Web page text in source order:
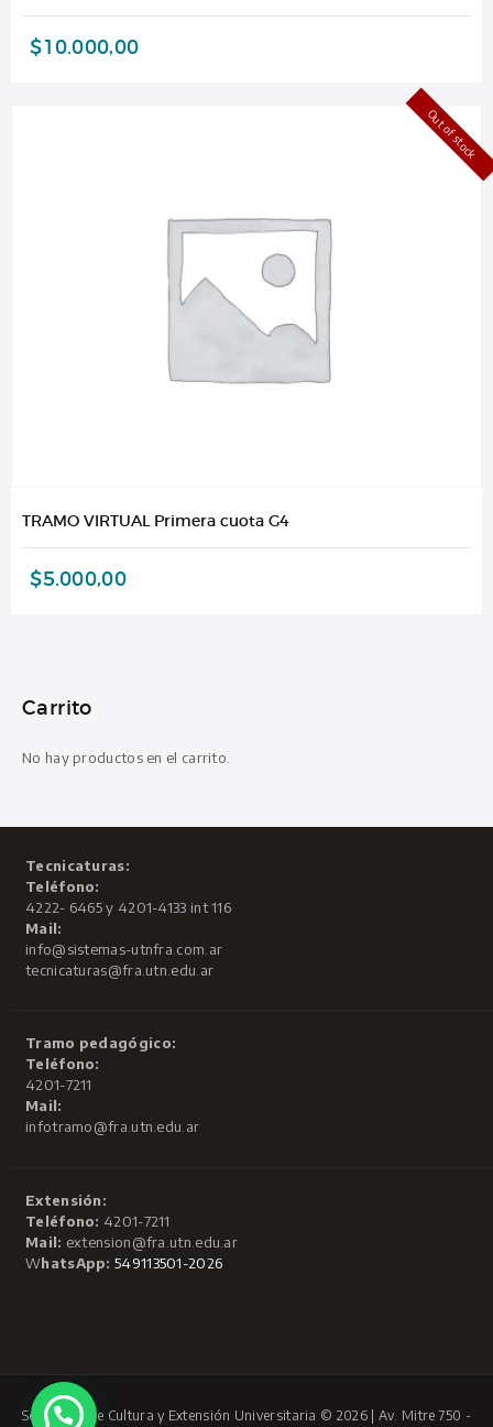
$10.000,00
Out of stock
TRAMO VIRTUAL Primera cuota G4
$5.000,00
Carrito
No hay productos en el carrito.
Tecnicaturas:
Teléfono:
4222- 6465 y 4201-4133 int 116
Mail:
info@sistemas-utnfra.com.ar
tecnicaturas@fra.utn.edu.ar
Tramo pedagógico:
Teléfono:
4201-7211
Mail:
infotramo@fra.utn.edu.ar
Extensión:
Teléfono: 4201-7211
Mail: extension@fra.utn.edu.ar
WhatsApp: 549113501-2026
Secretaría de Cultura y Extensión Universitaria © 2026 | Av. Mitre 750 -